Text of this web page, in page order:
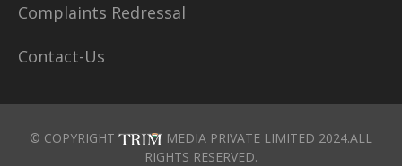
Complaints Redressal
Contact-Us
© COPYRIGHT
MEDIA PRIVATE LIMITED 2024.ALL
RIGHTS RESERVED.